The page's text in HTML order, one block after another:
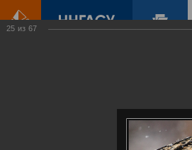
Фотогалерея
25 из 67